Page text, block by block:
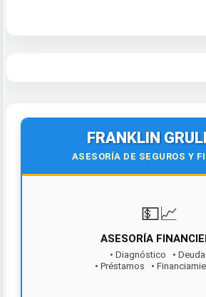
FRANKLIN
ASESORÍA DE SEGUROS Y
💵📈
ASESORÍA
• Diagnóstico •
• Préstamos •
¡Contáctanos